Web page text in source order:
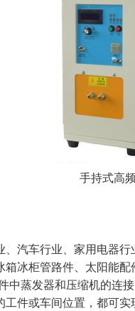
手持式高
汽车行业、家用电器行
柜管路件、太阳能配
中蒸发器和压缩机的连
或车间位置，都可实